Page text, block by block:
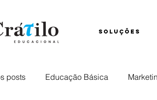
SOLUÇÕES
posts Educação Básica